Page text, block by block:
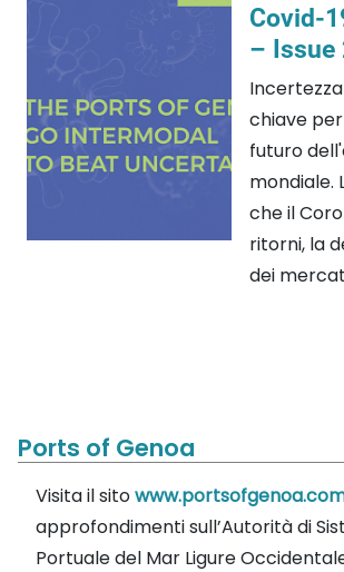
Covid-
– Issue
chiave
futuro
mondiale.
che il
ritorni, la
dei
Ports of Genoa
Visita il sito
approfondimenti sull’Autorità di
Portuale del Mar Ligure